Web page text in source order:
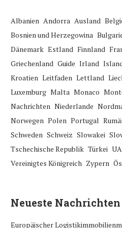
Albanien Andorra Ausland
Bosnien und Herzegowina
Dänemark Estland Finnland
Griechenland Guide Irland
Kroatien Leitfaden Lettland
Luxemburg Malta Monaco
Nachrichten Niederlande
Norwegen Polen Portugal
Schweden Schweiz Slowakei
Tschechische Republik Türkei
Vereinigtes Königreich Zypern
Neueste Nachrichten
Europäischer